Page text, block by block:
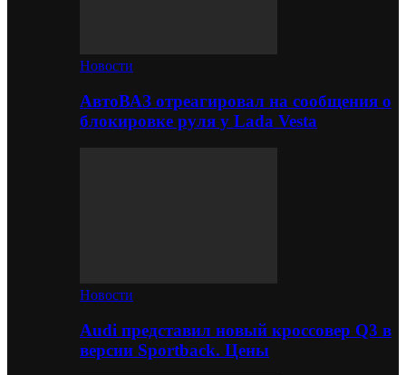
Новости
АвтоВАЗ отреагировал на сообщения о
блокировке руля у Lada Vesta
Новости
Audi представил новый кроссовер Q3 в
версии Sportback. Цены